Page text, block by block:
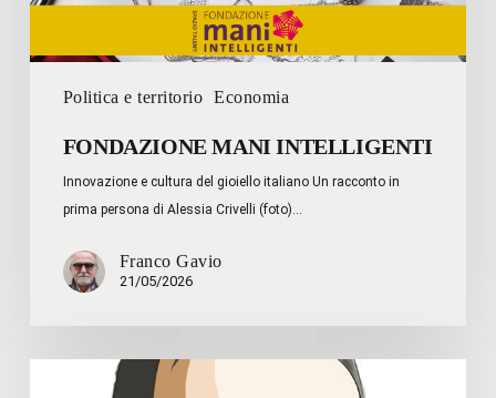
Politica e territorio Economia
FONDAZIONE MANI INTELLIGENTI
Innovazione e cultura del gioiello italiano Un racconto in
prima persona di Alessia Crivelli (foto)…
Franco Gavio
21/05/2026